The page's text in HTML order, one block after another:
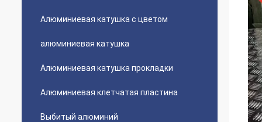
Алюминиевая катушка с цветом
алюминиевая катушка
Алюминиевая катушка прокладки
Алюминиевая клетчатая пластина
Выбитый алюминий